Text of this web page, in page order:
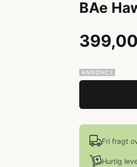
BAe
Fri fragt
Hurtig